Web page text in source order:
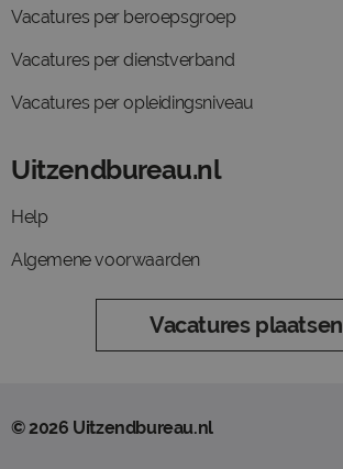
Vacatures per beroepsgroep
Vacatures per dienstverband
Vacatures per opleidingsniveau
Uitzendbureau.nl
Help
Algemene voorwaarden
Vacatures plaatsen
© 2026 Uitzendbureau.nl